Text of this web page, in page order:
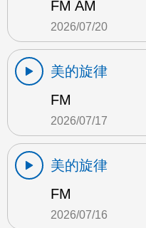
FM AM
2026/07/20
美的旋律
FM
2026/07/17
美的旋律
FM
2026/07/16